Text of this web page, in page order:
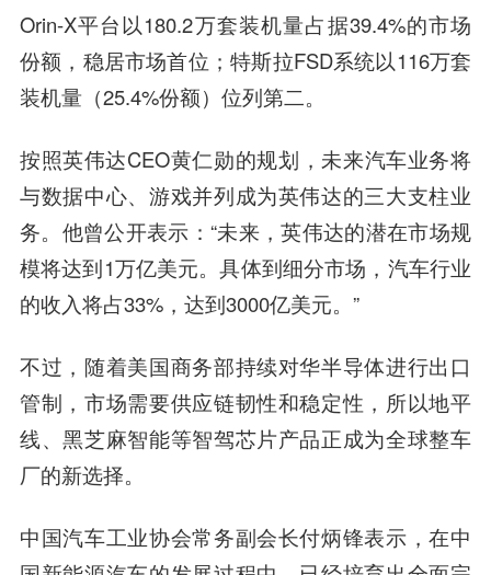
Orin-X平台以180.2万套装机量占据39.4%的市场
份额，稳居市场首位；特斯拉FSD系统以116万套
装机量（25.4%份额）位列第二。
按照英伟达CEO黄仁勋的规划，未来汽车业务将
与数据中心、游戏并列成为英伟达的三大支柱业
务。他曾公开表示：“未来，英伟达的潜在市场规
模将达到1万亿美元。具体到细分市场，汽车行业
的收入将占33%，达到3000亿美元。”
不过，随着美国商务部持续对华半导体进行出口
管制，市场需要供应链韧性和稳定性，所以地平
线、黑芝麻智能等智驾芯片产品正成为全球整车
厂的新选择。
中国汽车工业协会常务副会长付炳锋表示，在中